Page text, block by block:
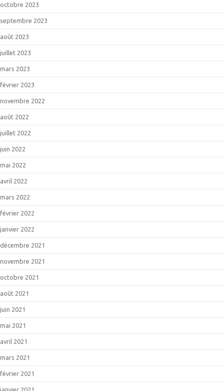
octobre 2023
septembre 2023
août 2023
juillet 2023
mars 2023
février 2023
novembre 2022
août 2022
juillet 2022
juin 2022
mai 2022
avril 2022
mars 2022
février 2022
janvier 2022
décembre 2021
novembre 2021
octobre 2021
août 2021
juin 2021
mai 2021
avril 2021
mars 2021
février 2021
janvier 2021